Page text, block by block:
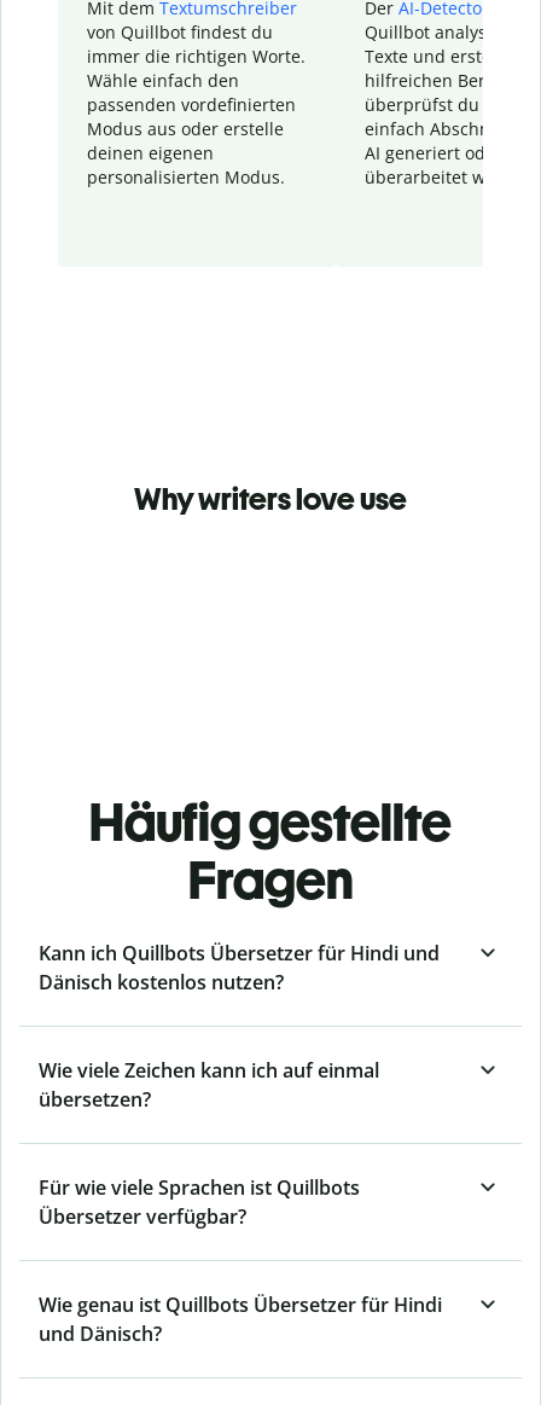
Mit dem Textumschreiber
von Quillbot findest du
immer die richtigen Worte.
Wähle einfach den
passenden vordefinierten
Modus aus oder erstelle
deinen eigenen
personalisierten Modus.
Der AI-Detector
Quillbot analysiert
Texte und erstellt
hilfreichen Bericht.
überprüfst du
einfach Abschnitte,
AI generiert oder
überarbeitet wurden.
Why writers love use
Häufig gestellte
Fragen
Kann ich Quillbots Übersetzer für Hindi und
Dänisch kostenlos nutzen?
Wie viele Zeichen kann ich auf einmal
übersetzen?
Für wie viele Sprachen ist Quillbots
Übersetzer verfügbar?
Wie genau ist Quillbots Übersetzer für Hindi
und Dänisch?